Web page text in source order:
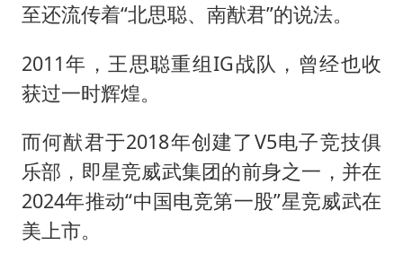
至还流传着“北思聪、南猷君”的说法。
2011年，王思聪重组IG战队，曾经也收
获过一时辉煌。
而何猷君于2018年创建了V5电子竞技俱
乐部，即星竞威武集团的前身之一，并在
2024年推动“中国电竞第一股”星竞威武在
美上市。